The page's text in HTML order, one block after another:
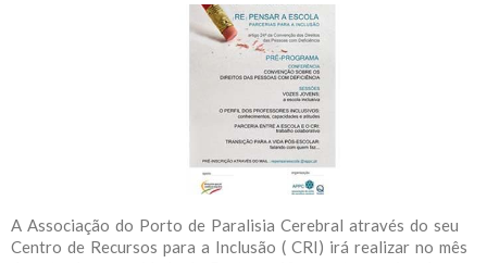
A Associação do Porto de Paralisia Cerebral através do seu
Centro de Recursos para a Inclusão ( CRI) irá realizar no mês